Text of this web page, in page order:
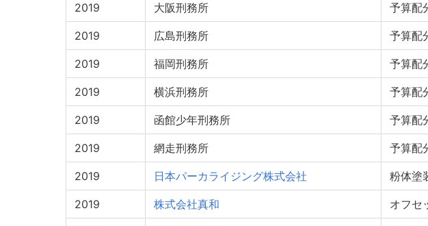
2019 大阪刑務所 予算配
2019 広島刑務所 予算配
2019 福岡刑務所 予算配
2019 横浜刑務所 予算配
2019 函館少年刑務所 予算配
2019 網走刑務所 予算配
2019 日本パーカライジング株式会社 粉体塗
2019 株式会社真和 オフセ